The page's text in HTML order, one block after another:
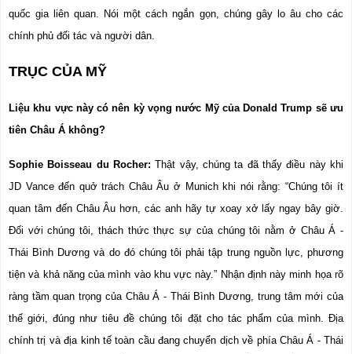
quốc gia liên quan. Nói một cách ngắn gọn, chúng gây lo âu cho các
chính phủ đối tác và người dân.
TRỤC CỦA MỸ
Liệu khu vực này có nên kỳ vọng nước Mỹ của Donald Trump sẽ ưu
tiên Châu Á không?
Sophie Boisseau du Rocher: Thật vậy, chúng ta đã thấy điều này khi
JD Vance đến quở trách Châu Âu ở Munich khi nói rằng: “Chúng tôi ít
quan tâm đến Châu Âu hơn, các anh hãy tự xoay xở lấy ngay bây giờ.
Đối với chúng tôi, thách thức thực sự của chúng tôi nằm ở Châu Á -
Thái Bình Dương và do đó chúng tôi phải tập trung nguồn lực, phương
tiện và khả năng của mình vào khu vực này.” Nhận định này minh họa rõ
ràng tầm quan trọng của Châu Á - Thái Bình Dương, trung tâm mới của
thế giới, đúng như tiêu đề chúng tôi đặt cho tác phẩm của mình. Địa
chính trị và địa kinh tế toàn cầu đang chuyển dịch về phía Châu Á - Thái